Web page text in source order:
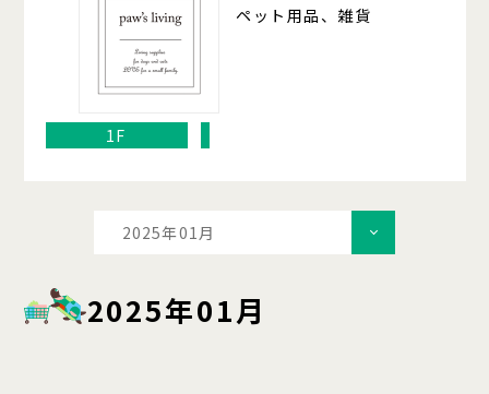
ペット用品、雑貨
1F
2025年01月
2025年01月